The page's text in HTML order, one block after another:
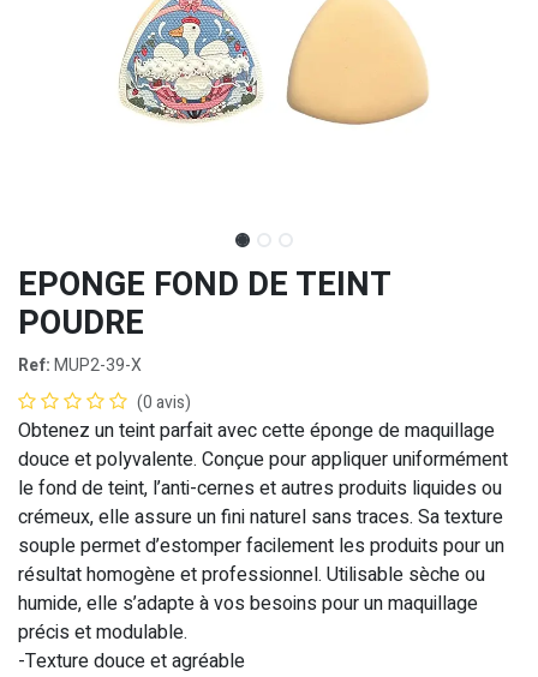
EPONGE FOND DE TEINT
POUDRE
Ref:MUP2-39-X
(0 avis)
Obtenez un teint parfait avec cette éponge de maquillage
douce et polyvalente. Conçue pour appliquer uniformément
le fond de teint, l’anti-cernes et autres produits liquides ou
crémeux, elle assure un fini naturel sans traces. Sa texture
souple permet d’estomper facilement les produits pour un
résultat homogène et professionnel. Utilisable sèche ou
humide, elle s’adapte à vos besoins pour un maquillage
précis et modulable.
-Texture douce et agréable